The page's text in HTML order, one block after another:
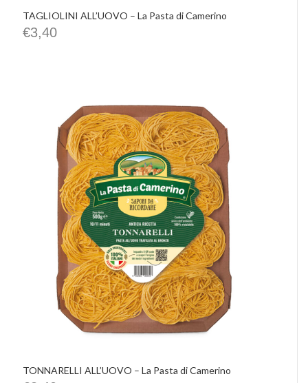
TAGLIOLINI ALL’UOVO – La Pasta di Camerino
€3,40
TONNARELLI ALL’UOVO – La Pasta di Camerino